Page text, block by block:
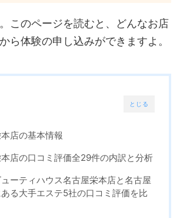
このページを読むと、どんなお店
ら体験の申し込みができますよ。
とじる
店の基本情報
店の口コミ評価全29件の内訳と分析
ーティハウス名古屋栄本店と名古屋
る大手エステ5社の口コミ評価を比